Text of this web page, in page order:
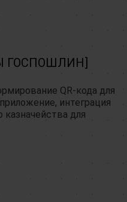
ГОСПОШЛИН
QR-кода для
интеграция
для